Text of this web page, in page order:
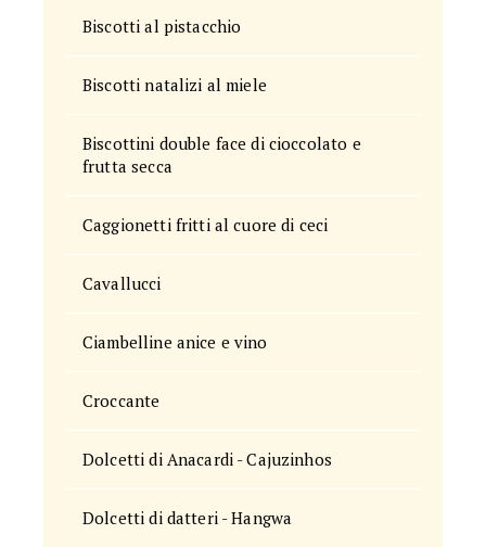
Biscotti al pistacchio
Biscotti natalizi al miele
Biscottini double face di cioccolato e
frutta secca
Caggionetti fritti al cuore di ceci
Cavallucci
Ciambelline anice e vino
Croccante
Dolcetti di Anacardi - Cajuzinhos
Dolcetti di datteri - Hangwa